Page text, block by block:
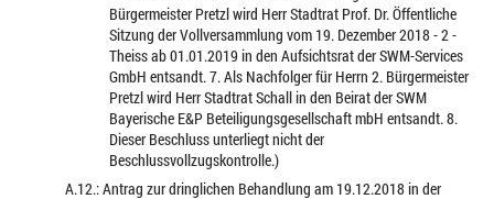
Bürgermeister Pretzl wird Herr Stadtrat Prof. Dr. Öffentliche
Sitzung der Vollversammlung vom 19. Dezember 2018 - 2 -
Theiss ab 01.01.2019 in den Aufsichtsrat der SWM-Services
GmbH entsandt. 7. Als Nachfolger für Herrn 2. Bürgermeister
Pretzl wird Herr Stadtrat Schall in den Beirat der SWM
Bayerische E&P Beteiligungsgesellschaft mbH entsandt. 8.
Dieser Beschluss unterliegt nicht der
Beschlussvollzugskontrolle.)
A.12.: Antrag zur dringlichen Behandlung am 19.12.2018 in der